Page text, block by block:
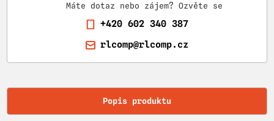
Máte dotaz nebo zájem? Ozvěte se
+420 602 340 387
rlcomp@rlcomp.cz
Popis produktu